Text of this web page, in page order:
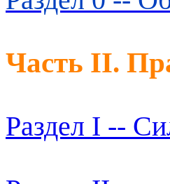
Часть II.
Раздел I --